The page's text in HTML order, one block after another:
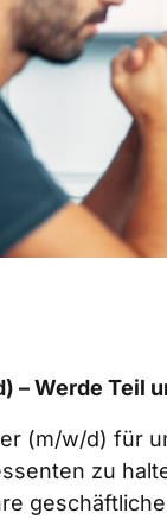
Werde Teil
(m/w/d) für
zu